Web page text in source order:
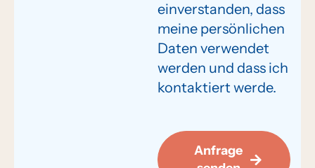
einverstanden, dass
meine persönlichen
Daten verwendet
werden und dass ich
kontaktiert werde.
Anfrage